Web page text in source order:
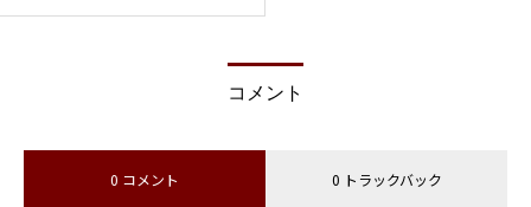
コメント
0 コメント 0 トラックバック